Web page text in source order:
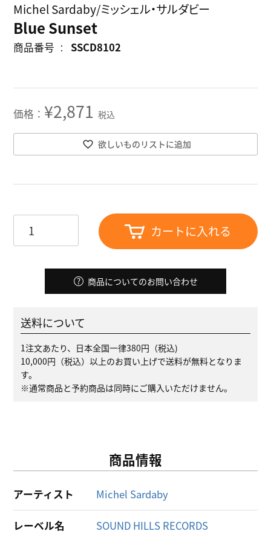
Michel Sardaby/ミッシェル・サルダビー
Blue Sunset
商品番号 SSCD8102
¥2,871 税込
欲しいものリストに追加
カートに入れる
商品についてのお問い合わせ
送料について
1注文あたり、日本全国一律380円（税込)
10,000円（税込）以上のお買い上げで送料が無料となりま
す。
※通常商品と予約商品は同時にご購入いただけません。
商品情報
アーティスト Michel Sardaby
レーベル名 SOUND HILLS RECORDS